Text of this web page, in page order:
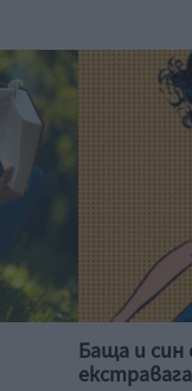
Баща и син